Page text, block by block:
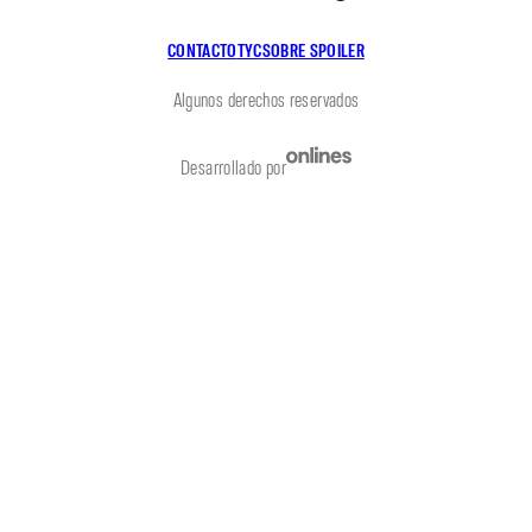
CONTACTOTYCSOBRE SPOILER
Algunos derechos reservados
Desarrollado por